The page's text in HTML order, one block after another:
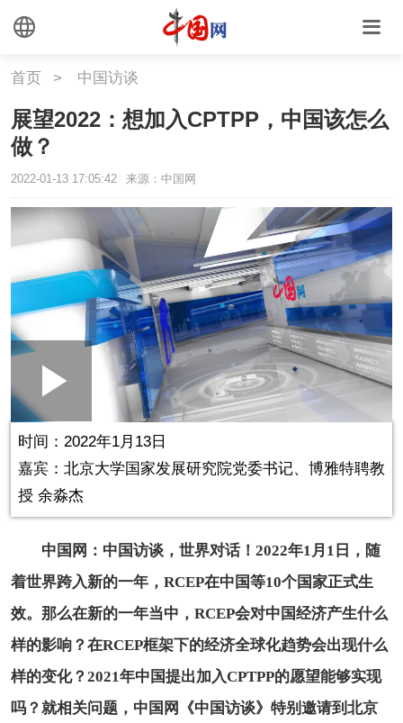
首页 > 中国访谈
展望2022：想加入CPTPP，中国该怎么
做？
2022-01-13 17:05:42 来源：中国网
Play
Video
Picture-
Picture
时间：2022年1月13日
嘉宾：北京大学国家发展研究院党委书记、博雅特聘教
授 余淼杰
中国网：中国访谈，世界对话！2022年1月1日，随
着世界跨入新的一年，RCEP在中国等10个国家正式生
效。那么在新的一年当中，RCEP会对中国经济产生什么
样的影响？在RCEP框架下的经济全球化趋势会出现什么
样的变化？2021年中国提出加入CPTPP的愿望能够实现
吗？就相关问题，中国网《中国访谈》特别邀请到北京